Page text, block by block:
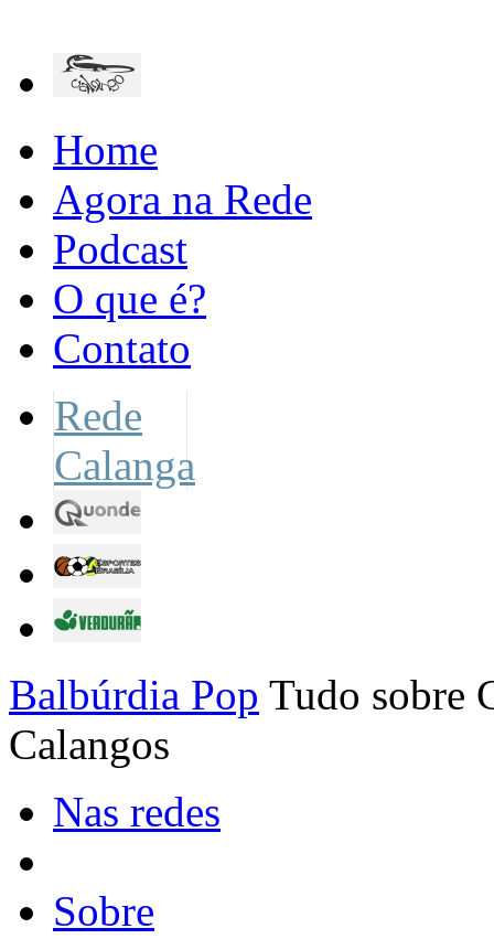
Home
Agora na Rede
Podcast
O que é?
Contato
Rede
Calanga
Balbúrdia Pop Tudo sobre
Calangos
Nas redes
Sobre